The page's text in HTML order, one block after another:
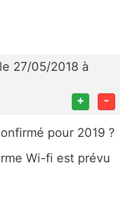
le 27/05/2018 à
+ -
pour 2019 ?
Wi-fi est prévu